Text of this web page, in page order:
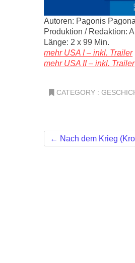
Autoren: Pagonis
Produktion / Redaktion:
Länge: 2 x 99 Min.
mehr USA I – inkl. Trailer
mehr USA II – inkl. Trailer
CATEGORY :
← Nach dem Krieg